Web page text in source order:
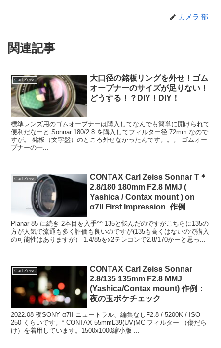
カメラ 部
関連記事
Carl Zeiss
大口径の銘板リングを外せ！ゴム
オープナーのサイズが足りない！
どうする！？DIY！DIY！
標準レンズ用のゴムオープナーは購入してなんでも簡単に開けられて
便利だなーと Sonnar 180/2.8 を購入してフィルター径 72mm なので
すが。 銘板（文字盤）のところ外せなかったんです。。。 ゴムオー
プナーの一...
Carl Zeiss
CONTAX Carl Zeiss Sonnar T＊
2.8/180 180mm F2.8 MMJ (
Yashica / Contax mount ) on
α7II First Impression. 作例
Planar 85 に続き 2本目を入手^^ 135と悩んだのですがこちらに135の
方が人気で流通も多く評価も良いのですが(135も高くはないので購入
の可能性はありますが） 1.4/85をx2テレコンで2.8/170かーと思っ...
Carl Zeiss
CONTAX Carl Zeiss Sonnar
2.8/135 135mm F2.8 MMJ
(Yashica/Contax mount) 作例：
夜の玉ボケチェック
2022.08 夜SONY α7II ニュートラル、編集なしF2.8 / 5200K / ISO
250 くらいです。* CONTAX 55mmL39(UV)MC フィルター （傷だら
け）を着用しています。1500x1000縮小版 ...